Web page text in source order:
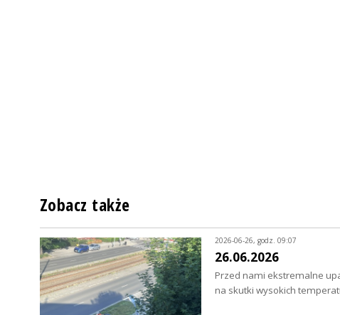
Zobacz także
2026-06-26, godz. 09:07
26.06.2026
Przed nami ekstremalne
na skutki wysokich